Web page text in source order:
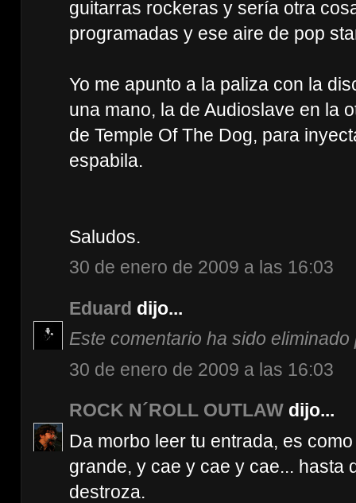
guitarras rockeras y sería otra
programadas y ese aire de pop
Yo me apunto a la paliza con la
una mano, la de Audioslave en la
de Temple Of The Dog, para
espabila.
Saludos.
30 de enero de 2009 a las 16:03
Eduard dijo...
Este comentario ha sido eliminado
30 de enero de 2009 a las 16:03
ROCK N´ROLL OUTLAW dijo...
Da morbo leer tu entrada, es
grande, y cae y cae y cae... hasta
destroza.